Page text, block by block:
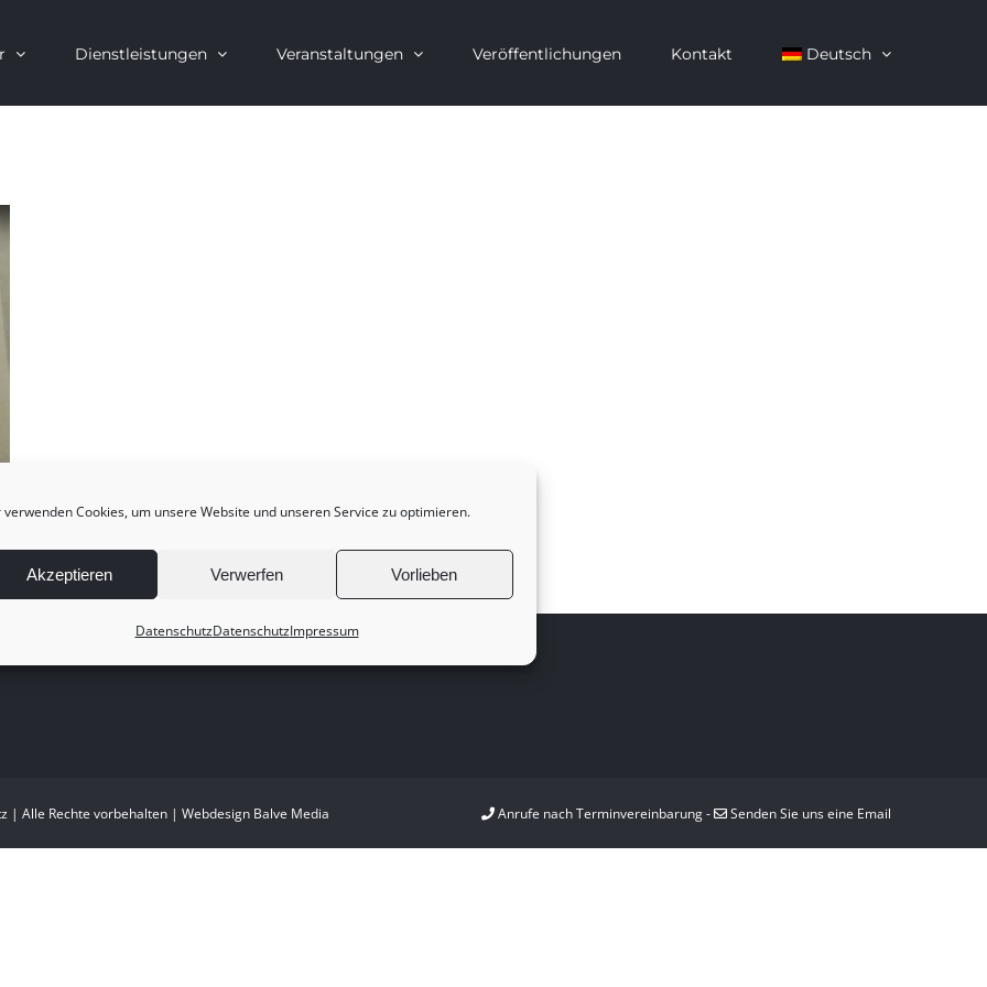
verwenden Cookies, um unsere Website und unseren Service zu optimieren.
Akzeptieren Verwerfen Vorlieben
DatenschutzDatenschutzImpressum
Dienstleistungen Veranstaltungen Veröffentlichungen Kontakt Deutsch
| Alle Rechte vorbehalten | Webdesign Balve Media Anrufe nach Terminvereinbarung - Senden Sie uns eine Email